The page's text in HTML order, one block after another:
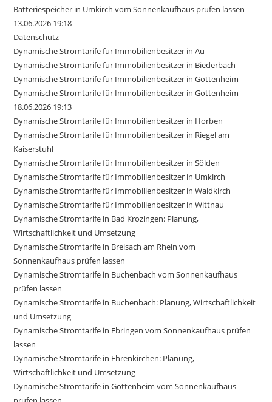
Batteriespeicher in Umkirch vom Sonnenkaufhaus prüfen lassen
13.06.2026 19:18
Datenschutz
Dynamische Stromtarife für Immobilienbesitzer in Au
Dynamische Stromtarife für Immobilienbesitzer in Biederbach
Dynamische Stromtarife für Immobilienbesitzer in Gottenheim
Dynamische Stromtarife für Immobilienbesitzer in Gottenheim
18.06.2026 19:13
Dynamische Stromtarife für Immobilienbesitzer in Horben
Dynamische Stromtarife für Immobilienbesitzer in Riegel am
Kaiserstuhl
Dynamische Stromtarife für Immobilienbesitzer in Sölden
Dynamische Stromtarife für Immobilienbesitzer in Umkirch
Dynamische Stromtarife für Immobilienbesitzer in Waldkirch
Dynamische Stromtarife für Immobilienbesitzer in Wittnau
Dynamische Stromtarife in Bad Krozingen: Planung,
Wirtschaftlichkeit und Umsetzung
Dynamische Stromtarife in Breisach am Rhein vom
Sonnenkaufhaus prüfen lassen
Dynamische Stromtarife in Buchenbach vom Sonnenkaufhaus
prüfen lassen
Dynamische Stromtarife in Buchenbach: Planung, Wirtschaftlichkeit
und Umsetzung
Dynamische Stromtarife in Ebringen vom Sonnenkaufhaus prüfen
lassen
Dynamische Stromtarife in Ehrenkirchen: Planung,
Wirtschaftlichkeit und Umsetzung
Dynamische Stromtarife in Gottenheim vom Sonnenkaufhaus